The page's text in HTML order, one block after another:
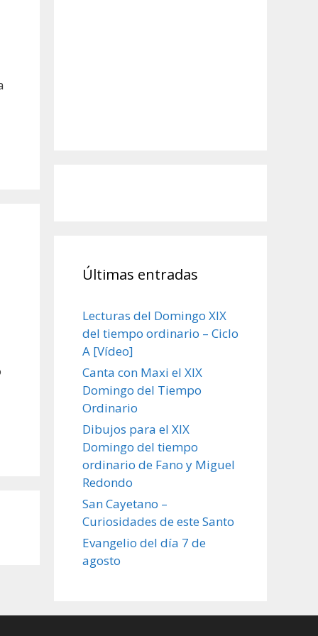
Últimas entradas
Lecturas del Domingo XIX
del tiempo ordinario – Ciclo
A [Vídeo]
Canta con Maxi el XIX
Domingo del Tiempo
Ordinario
Dibujos para el XIX
Domingo del tiempo
ordinario de Fano y Miguel
Redondo
San Cayetano –
Curiosidades de este Santo
Evangelio del día 7 de
agosto